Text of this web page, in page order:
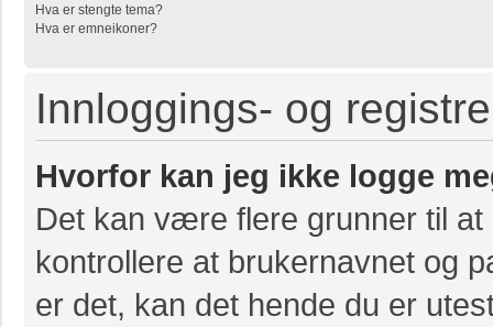
Hva er stengte tema?
Hva er emneikoner?
Innloggings- og
Hvorfor kan jeg ikke logge
Det kan være flere grunner til
kontrollere at brukernavnet og
er det, kan det hende du er